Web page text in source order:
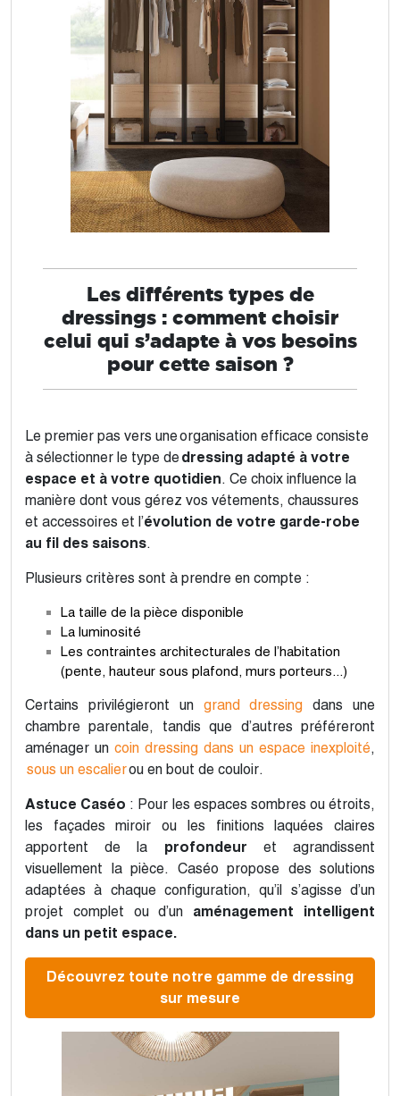
Les différents types de
dressings : comment choisir
celui qui s’adapte à vos besoins
pour cette saison ?
Le premier pas vers une organisation efficace consiste
à sélectionner le type de dressing adapté à votre
espace et à votre quotidien. Ce choix influence la
manière dont vous gérez vos vétements, chaussures
et accessoires et l’évolution de votre garde-robe
au fil des saisons.
Plusieurs critères sont à prendre en compte :
La taille de la pièce disponible
La luminosité
Les contraintes architecturales de l’habitation
(pente, hauteur sous plafond, murs porteurs...)
Certains privilégieront un grand dressing dans une
chambre parentale, tandis que d’autres préféreront
aménager un coin dressing dans un espace inexploité,
sous un escalierou en bout de couloir.
Astuce Caséo : Pour les espaces sombres ou étroits,
les façades miroir ou les finitions laquées claires
apportent de la profondeur et agrandissent
visuellement la pièce. Caséo propose des solutions
adaptées à chaque configuration, qu’il s’agisse d’un
projet complet ou d’un aménagement intelligent
dans un petit espace.
Découvrez toute notre gamme de dressing
sur mesure